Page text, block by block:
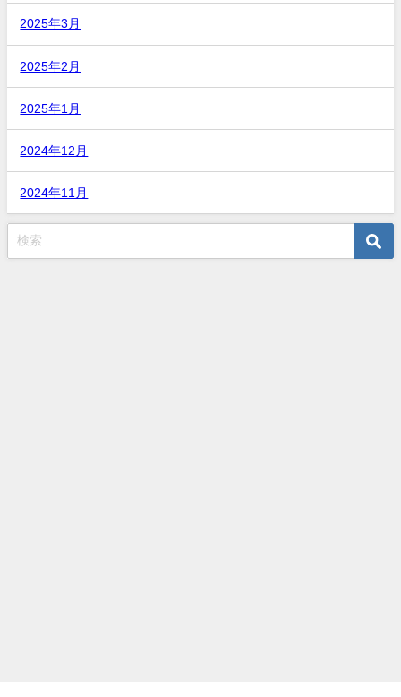
2025年3月
2025年2月
2025年1月
2024年12月
2024年11月